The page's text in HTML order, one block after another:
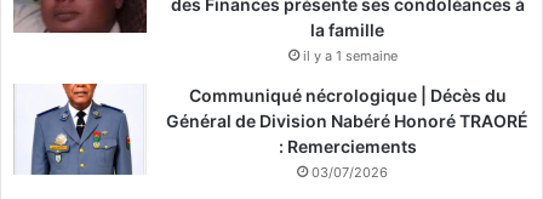
la famille
il y a 1 semaine
Communiqué nécrologique | Décès du
Général de Division Nabéré Honoré TRAORÉ
: Remerciements
03/07/2026